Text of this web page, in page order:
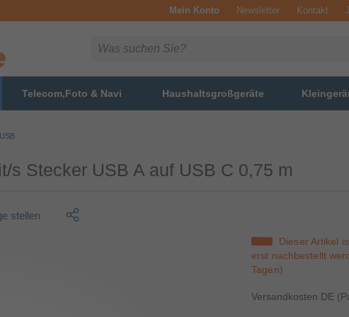
Mein Konto Newsletter Kontakt
Telecom,Foto & Navi Haushaltsgroßgeräte
USB
s Stecker USB A auf USB C 0,75 m
stellen
Dieser Artikel
erst nachbestellt
Tagen)
Versandkosten DE